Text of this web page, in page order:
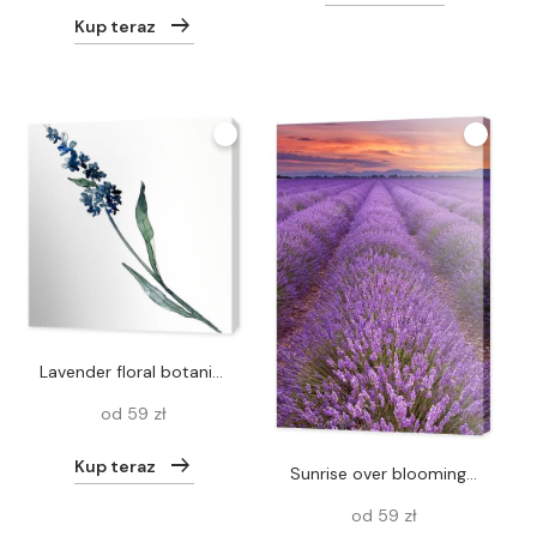
Kup teraz
Lavender floral botanical flowers. Watercolor background illustration set. Isolated levender illustration element.
od 59 zł
Kup teraz
Sunrise over blooming fields of lavender in the Provence, France
od 59 zł